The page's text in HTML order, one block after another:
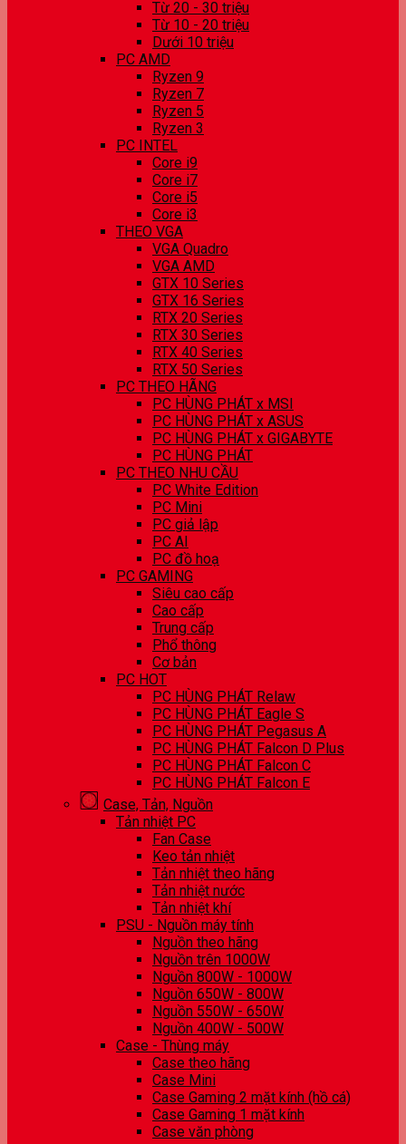
Từ 20 - 30 triệu
Từ 10 - 20 triệu
Dưới 10 triệu
PC AMD
Ryzen 9
Ryzen 7
Ryzen 5
Ryzen 3
PC INTEL
Core i9
Core i7
Core i5
Core i3
THEO VGA
VGA Quadro
VGA AMD
GTX 10 Series
GTX 16 Series
RTX 20 Series
RTX 30 Series
RTX 40 Series
RTX 50 Series
PC THEO HÃNG
PC HÙNG PHÁT x MSI
PC HÙNG PHÁT x ASUS
PC HÙNG PHÁT x GIGABYTE
PC HÙNG PHÁT
PC THEO NHU CẦU
PC White Edition
PC Mini
PC giả lập
PC AI
PC đồ hoạ
PC GAMING
Siêu cao cấp
Cao cấp
Trung cấp
Phổ thông
Cơ bản
PC HOT
PC HÙNG PHÁT Relaw
PC HÙNG PHÁT Eagle S
PC HÙNG PHÁT Pegasus A
PC HÙNG PHÁT Falcon D Plus
PC HÙNG PHÁT Falcon C
PC HÙNG PHÁT Falcon E
Case, Tản, Nguồn
Tản nhiệt PC
Fan Case
Keo tản nhiệt
Tản nhiệt theo hãng
Tản nhiệt nước
Tản nhiệt khí
PSU - Nguồn máy tính
Nguồn theo hãng
Nguồn trên 1000W
Nguồn 800W - 1000W
Nguồn 650W - 800W
Nguồn 550W - 650W
Nguồn 400W - 500W
Case - Thùng máy
Case theo hãng
Case Mini
Case Gaming 2 mặt kính (hồ cá)
Case Gaming 1 mặt kính
Case văn phòng